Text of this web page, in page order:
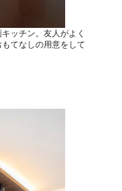
ッチン。友人がよく
てなしの用意をして